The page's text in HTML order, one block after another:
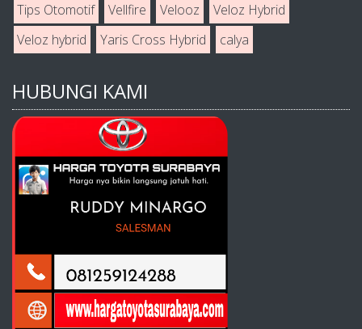
Tips Otomotif
Vellfire Velooz
Veloz Hybrid
Veloz hybrid
Yaris Cross Hybrid calya
HUBUNGI KAMI